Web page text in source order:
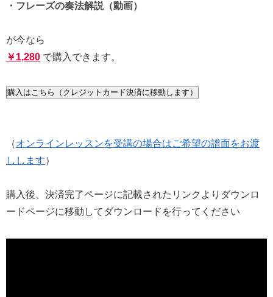
・フレーズの奏法解説（動画）
が今なら
￥1,280 で購入できます。
購入はこちら（クレジットカード決済に移動します）
（オンラインレッスンを受講の場合はご希望の譜面をお渡
しします）
購入後、決済完了ページに記載されたリンクよりダウンロ
ードページに移動してダウンロードを行ってください